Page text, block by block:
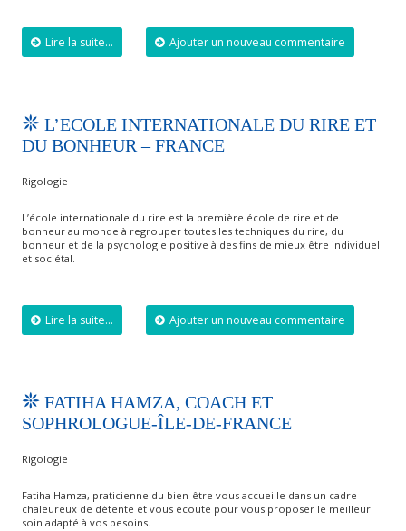
Lire la suite... Ajouter un nouveau commentaire
L’ECOLE INTERNATIONALE DU RIRE ET
DU BONHEUR – FRANCE
Rigologie
L’école internationale du rire est la première école de rire et de
bonheur au monde à regrouper toutes les techniques du rire, du
bonheur et de la psychologie positive à des fins de mieux être individuel
et sociétal.
Lire la suite... Ajouter un nouveau commentaire
FATIHA HAMZA, COACH ET
SOPHROLOGUE-ÎLE-DE-FRANCE
Rigologie
Fatiha Hamza, praticienne du bien-être vous accueille dans un cadre
chaleureux de détente et vous écoute pour vous proposer le meilleur
soin adapté à vos besoins.